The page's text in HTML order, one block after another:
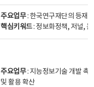
주요업무: 한국연구재단의 등재
핵심키워드: 정보화정책, 저널,
주요업무: 지능정보기술 개발 촉
및 활용 확산